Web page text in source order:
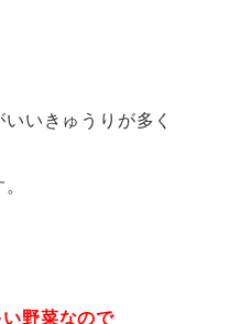
いきゅうりが多く
野菜なので